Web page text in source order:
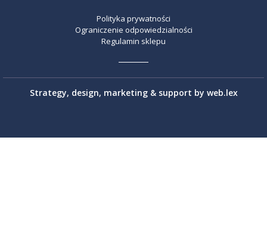
Polityka prywatności
Ograniczenie odpowiedzialności
Regulamin sklepu
Strategy, design, marketing & support by web.lex